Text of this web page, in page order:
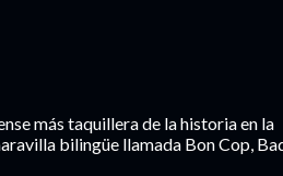
más taquillera de la historia en la
bilingüe llamada Bon Cop,